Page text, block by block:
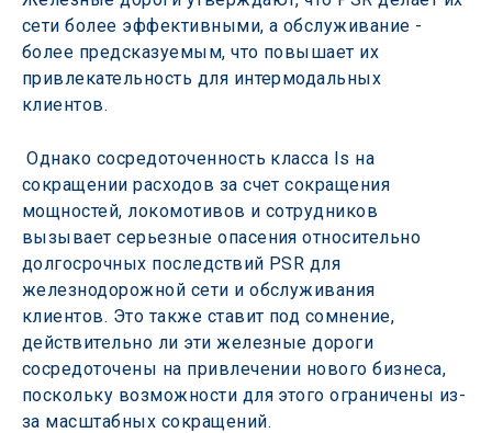
сети более эффективными, а обслуживание -
более предсказуемым, что повышает их
привлекательность для интермодальных
клиентов.
Однако сосредоточенность класса Is на
сокращении расходов за счет сокращения
мощностей, локомотивов и сотрудников
вызывает серьезные опасения относительно
долгосрочных последствий PSR для
железнодорожной сети и обслуживания
клиентов. Это также ставит под сомнение,
действительно ли эти железные дороги
сосредоточены на привлечении нового бизнеса,
поскольку возможности для этого ограничены из-
за масштабных сокращений.